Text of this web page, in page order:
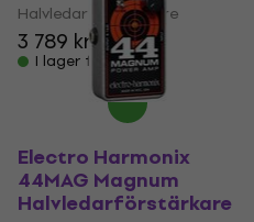
Halvledarförstärkare
3 789 kr
I lager för E-shop
Electro Harmonix
44MAG Magnum
Halvledarförstärkare